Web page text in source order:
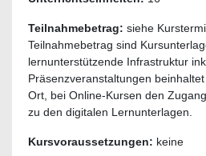
Teilnahmebetrag: siehe
Teilnahmebetrag sind
lernunterstützende Infrastruktur
Präsenzveranstaltungen
Ort, bei Online-Kursen den
zu den digitalen Lernunterlagen.
Kursvoraussetzungen: keine